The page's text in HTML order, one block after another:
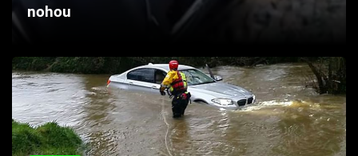
Sledujte prima+
Přihlášení
nohou